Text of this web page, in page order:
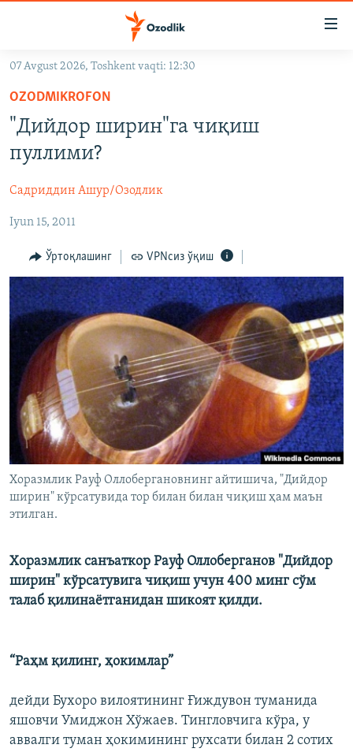
Асосий
навигацияга
ўтинг
Қидиришга
OZODVIDEO
OZODARXIV
На русском
ИЖТИМОИЙ ТАРМОҚЛАР
Озодлик бошқа тилларда
07 Avgust 2026, Toshkent vaqti: 12:30
OZODMIKROFON
"Дийдор ширин"га чиқиш
пуллими?
Садриддин Ашур/Озодлик
Iyun 15, 2011
Ўртоқлашинг VPNсиз ўқиш
Хоразмлик Рауф Оллобергановнинг айтишича, "Дийдор
ширин" кўрсатувида тор билан билан чиқиш ҳам маън
этилган.
Хоразмлик санъаткор Рауф Оллоберганов "Дийдор
ширин" кўрсатувига чиқиш учун 400 минг сўм
талаб қилинаётганидан шикоят қилди.
“Раҳм қилинг, ҳокимлар”
дейди Бухоро вилоятининг Ғиждувон туманида
яшовчи Умиджон Хўжаев. Тингловчига кўра, у
аввалги туман ҳокимининг рухсати билан 2 сотих